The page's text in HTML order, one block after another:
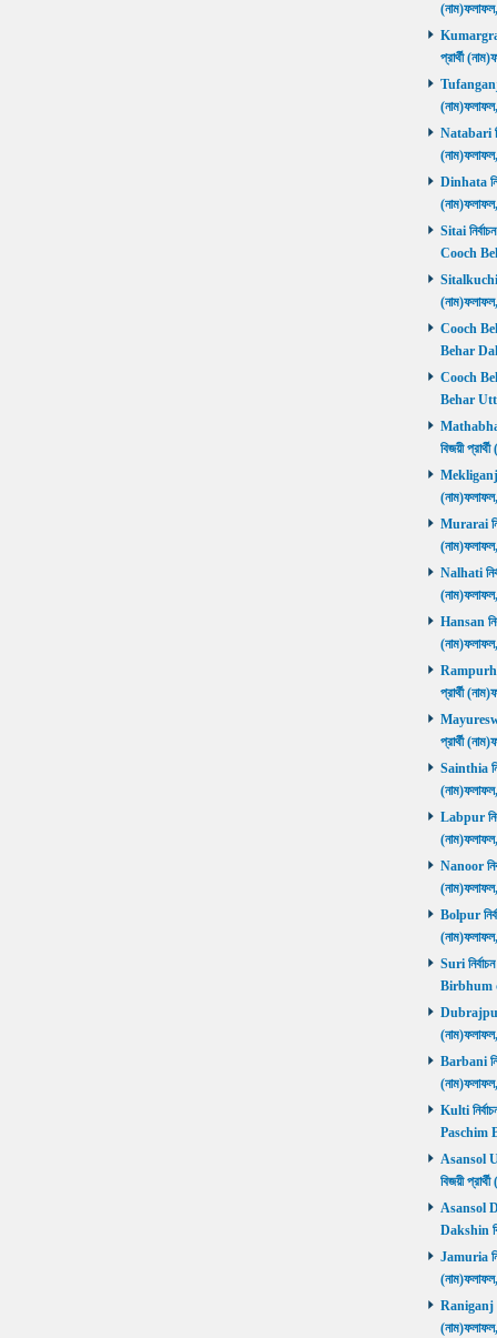
প্রার্থী
Tufanganj
Natabari
Dinhata
Sitai
Cooch
Sitalkuchi
Cooch
Behar
Cooch
Behar
বিজয়ী
Mekliganj
Murarai
Nalhati
Hansan
Rampurhat
প্রার্থী
প্রার্থী
Sainthia
Labpur
Nanoor
Bolpur
Suri
Birbhum
Dubrajpur
Barbani
Kulti
Paschim
Asansol
বিজয়ী
Asansol
Dakshin
Jamuria
Raniganj